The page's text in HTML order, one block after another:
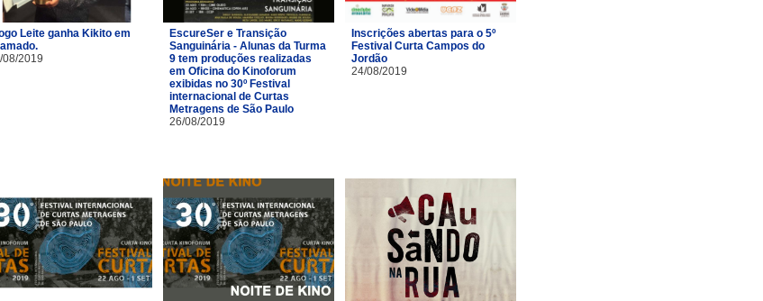
Leite ganha Kikito em
08/2019
EscureSer e Transição
Sanguinária - Alunas da Turma
9 tem produções realizadas
em Oficina do Kinoforum
exibidas no 30º Festival
internacional de Curtas
Metragens de São Paulo
26/08/2019
Inscrições abertas para o 5º
Festival Curta Campos do
Jordão
24/08/2019